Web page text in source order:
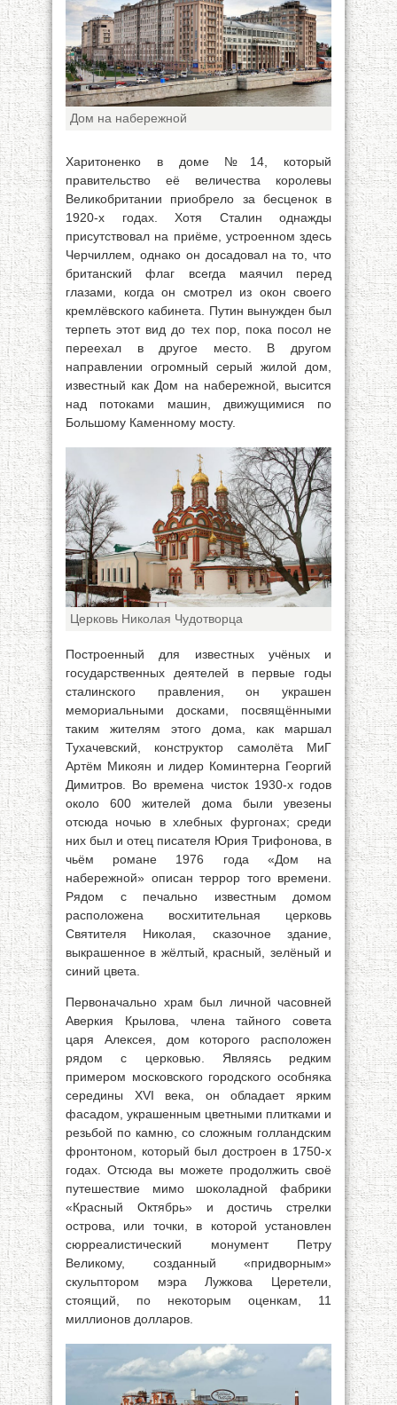
Дом на набережной
Харитоненко в доме №14, который
правительство её величества королевы
Великобритании приобрело за бесценок в
1920-х годах. Хотя Сталин однажды
присутствовал на приёме, устроенном здесь
Черчиллем, однако он досадовал на то, что
британский флаг всегда маячил перед
глазами, когда он смотрел из окон своего
кремлёвского кабинета. Путин вынужден был
терпеть этот вид до тех пор, пока посол не
переехал в другое место. В другом
направлении огромный серый жилой дом,
известный как Дом на набережной, высится
над потоками машин, движущимися по
Большому Каменному мосту.
Церковь Николая Чудотворца
Построенный для известных учёных и
государственных деятелей в первые годы
сталинского правления, он украшен
мемориальными досками, посвящёнными
таким жителям этого дома, как маршал
Тухачевский, конструктор самолёта МиГ
Артём Микоян и лидер Коминтерна Георгий
Димитров. Во времена чисток 1930-х годов
около 600 жителей дома были увезены
отсюда ночью в хлебных фургонах; среди
них был и отец писателя Юрия Трифонова, в
чьём романе 1976 года «Дом на
набережной» описан террор того времени.
Рядом с печально известным домом
расположена восхитительная церковь
Святителя Николая, сказочное здание,
выкрашенное в жёлтый, красный, зелёный и
синий цвета.
Первоначально храм был личной часовней
Аверкия Крылова, члена тайного совета
царя Алексея, дом которого расположен
рядом с церковью. Являясь редким
примером московского городского особняка
середины XVI века, он обладает ярким
фасадом, украшенным цветными плитками и
резьбой по камню, со сложным голландским
фронтоном, который был достроен в 1750-х
годах. Отсюда вы можете продолжить своё
путешествие мимо шоколадной фабрики
«Красный Октябрь» и достичь стрелки
острова, или точки, в которой установлен
сюрреалистический монумент Петру
Великому, созданный «придворным»
скульптором мэра Лужкова Церетели,
стоящий, по некоторым оценкам, 11
миллионов долларов.